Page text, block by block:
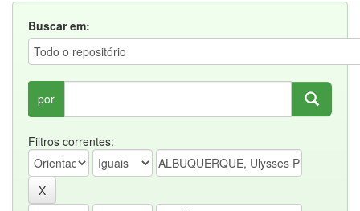
Buscar em:
por
Filtros correntes: